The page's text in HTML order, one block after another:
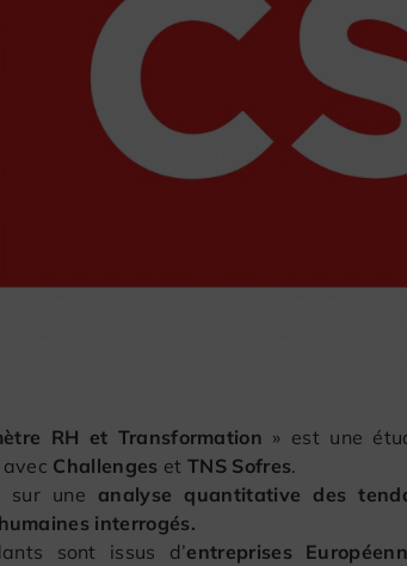
RH et Transformation » est une
Challenges et TNS Sofres.
sur une analyse quantitative des
interrogés.
sont issus d’entreprises